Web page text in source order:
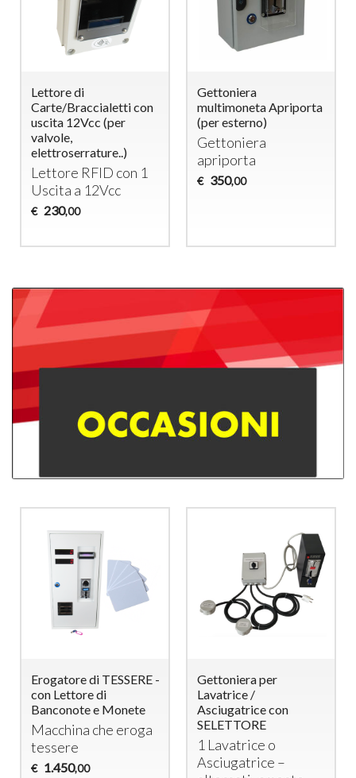
Lettore di
Carte/Braccialetti con
uscita 12Vcc (per
valvole,
elettroserrature..)
Lettore RFID con 1
Uscita a 12Vcc
€ 230,00
Gettoniera
multimoneta Apriporta
(per esterno)
Gettoniera
apriporta
€ 350,00
Erogatore di TESSERE -
con Lettore di
Banconote e Monete
Macchina che eroga
tessere
€ 1.450,00
Gettoniera per
Lavatrice /
Asciugatrice con
SELETTORE
1 Lavatrice o
Asciugatrice –